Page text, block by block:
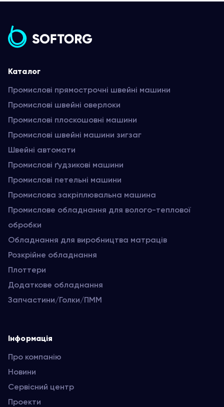
Каталог
Промислові прямострочні швейні машини
Промислові швейні оверлоки
Промислові плоскошовні машини
Промислові швейні машини зигзаг
Швейні автомати
Промислові ґудзикові машини
Промислові петельні машини
Промислова закріплювальна машина
Промислове обладнання для волого-теплової
обробки
Обладнання для виробництва матраців
Розкрійне обладнання
Плоттери
Додаткове обладнання
Запчастини/Голки/ПММ
Інформація
Про компанію
Новини
Сервісний центр
Проекти